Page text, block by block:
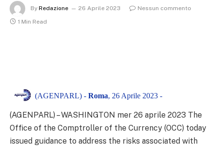
By Redazione 26 Aprile 2023
Nessun commento
1 Min Read
(AGENPARL) - Roma, 26 Aprile 2023 -
(AGENPARL) – WASHINGTON mer 26 aprile 2023 The
Office of the Comptroller of the Currency (OCC) today
issued guidance to address the risks associated with